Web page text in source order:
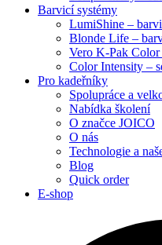
Barvicí systémy
LumiShine –
Blonde Life –
Vero K-Pak Color
Color Intensity –
Pro kadeřníky
Spolupráce a
Nabídka školení
O značce JOICO
O nás
Technologie a
Blog
Quick order
E-shop